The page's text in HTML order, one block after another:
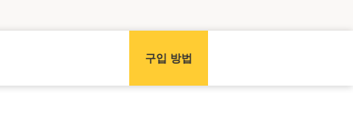
구입 방법